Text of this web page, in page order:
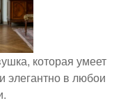
которая умеет
элегантно в любои